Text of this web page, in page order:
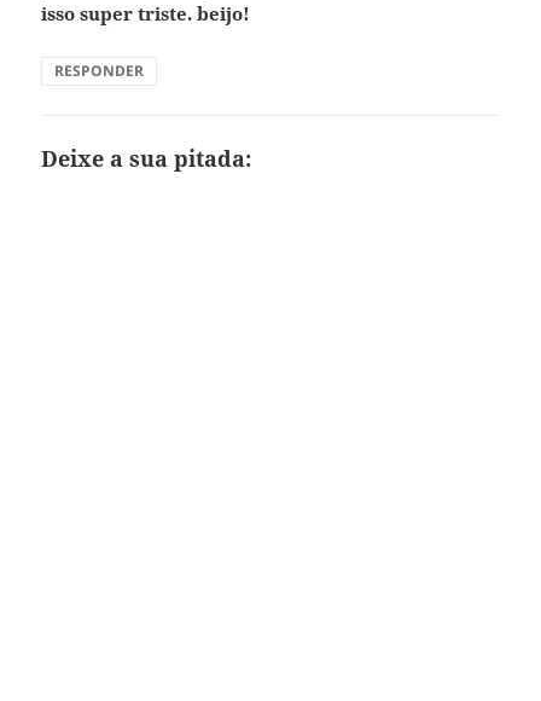
isso super triste. beijo!
RESPONDER
Deixe a sua pitada: